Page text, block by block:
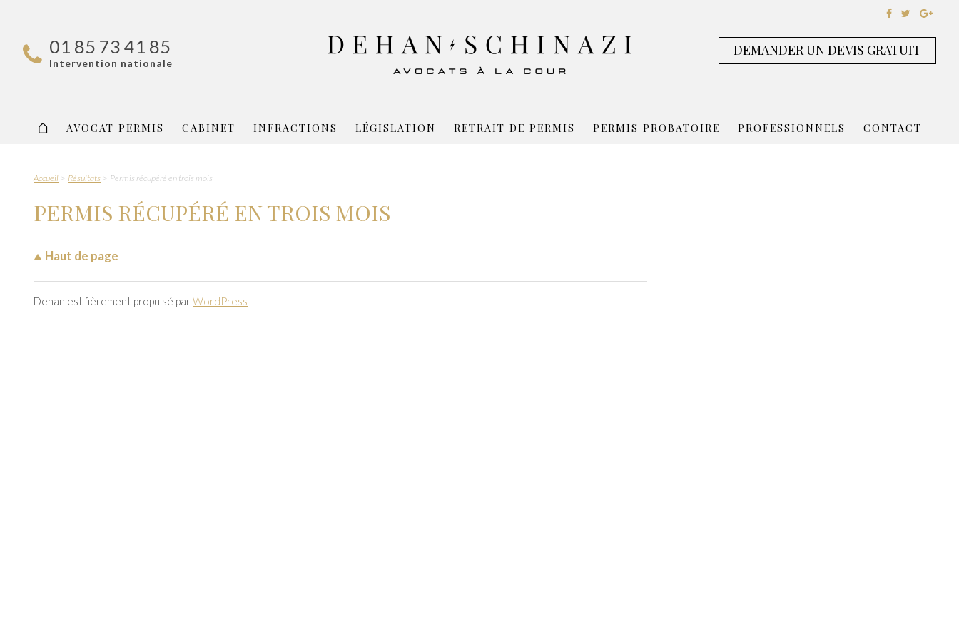
01 85 73 41 85
Intervention nationale
DEMANDER UN DEVIS GRATUIT
AVOCAT PERMIS CABINET INFRACTIONS LÉGISLATION RETRAIT DE PERMIS PERMIS PROBATOIRE PROFESSIONNELS CONTACT
Accueil Résultats Permis récupéré en trois mois
PERMIS RÉCUPÉRÉ EN TROIS MOIS
Haut de page
Dehan est fièrement propulsé parWordPress